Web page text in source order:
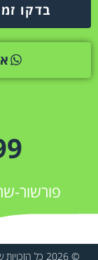
בדקו
פורשור-
© 2026 כל הזכויות שמורות לפורשור מומחים בע״מ. פורשור-שרותים ניידים.